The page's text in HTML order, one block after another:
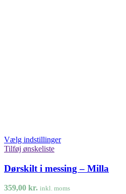
Vælg indstillinger
Tilføj ønskeliste
Dørskilt i messing – Milla
359,00 kr. inkl. moms